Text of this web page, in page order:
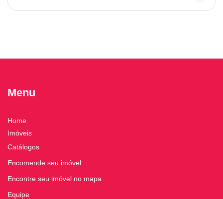
Menu
Home
Imóveis
Catálogos
Encomende seu imóvel
Encontre seu imóvel no mapa
Equipe